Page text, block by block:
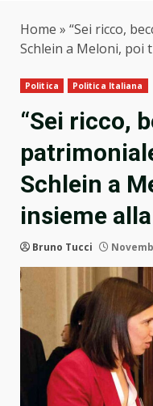
Home » “Sei ricco,
Schlein a Meloni, poi
Politica Politica Italiana
“Sei ricco,
Schlein a
insieme
Bruno Tucci